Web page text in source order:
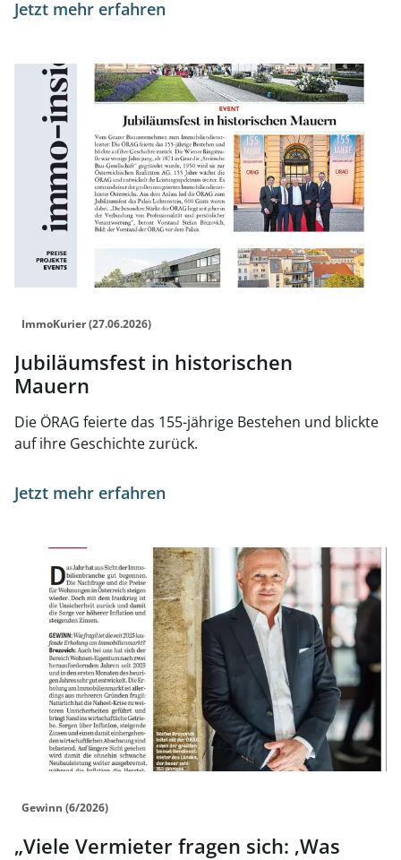
Jetzt mehr erfahren
Link zur Seite Jubiläumsfest in historischen Mauern
ImmoKurier (27.06.2026)
Jubiläumsfest in historischen
Mauern
Die ÖRAG feierte das 155-jährige Bestehen und blickte
auf ihre Geschichte zurück.
Jetzt mehr erfahren
Link zur Seite „Viele Vermieter fragen sich: ‚Was kommt
Gewinn (6/2026)
„Viele Vermieter fragen sich: ‚Was